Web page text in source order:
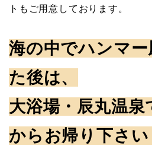
トもご用意しております。
海の中でハンマー
た後は、
大浴場・辰丸温泉
からお帰り下さい